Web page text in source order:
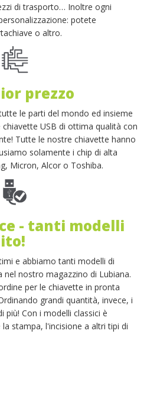
di trasporto… Inoltre ogni
potete
o altro.
prezzo
le parti del mondo ed insieme
USB di ottima qualità con
Tutte le nostre chiavette hanno
solamente i chip di alta
Micron, Alcor o Toshiba.
- tanti modelli
e abbiamo tanti modelli di
nostro magazzino di Lubiana.
per le chiavette in pronta
grandi quantità, invece, i
più! Con i modelli classici è
stampa, l'incisione a altri tipi di